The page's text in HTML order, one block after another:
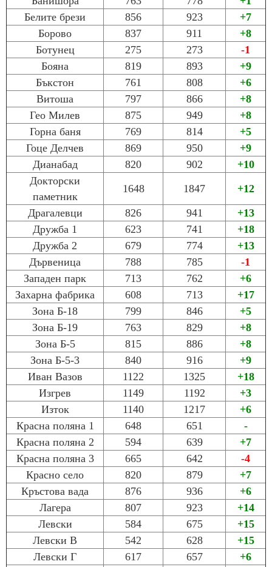
Белите брези
856 923
+7
Борово
837 911
+8
Ботунец
275 273
-1
Бояна
819 893
+9
Бъкстон
761 808
+6
Витоша
797 866
+8
Гео Милев
875 949
+8
Горна баня
769 814
+5
Гоце Делчев
869 950
+9
Дианабад
820 902
+10
Докторски
паметник
1648 1847
+12
Драгалевци
826 941
+13
Дружба 1
623 741
+18
Дружба 2
679 774
+13
Дървеница
788 785
-1
Западен парк
713 762
+6
Захарна фабрика
608 713
+17
Зона Б-18
799 846
+5
Зона Б-19
763 829
+8
Зона Б-5
815 886
+8
Зона Б-5-3
840 916
+9
Иван Вазов
1122 1325
+18
Изгрев
1149 1192
+3
Изток
1140 1217
+6
Красна поляна 1
648 651
-
Красна поляна 2
594 639
+7
Красна поляна 3
665 642
-4
Красно село
820 879
+7
Кръстова вада
876 936
+6
Лагера
807 923
+14
Левски
584 675
+15
Левски В
542 628
+15
Левски Г
617 657
+6